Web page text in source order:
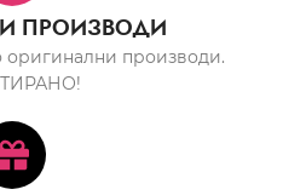
ПРОИЗВОДИ
производи.